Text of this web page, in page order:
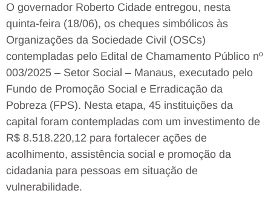
O governador Roberto Cidade entregou, nesta
quinta-feira (18/06), os cheques simbólicos às
Organizações da Sociedade Civil (OSCs)
contempladas pelo Edital de Chamamento Público nº
003/2025 – Setor Social – Manaus, executado pelo
Fundo de Promoção Social e Erradicação da
Pobreza (FPS). Nesta etapa, 45 instituições da
capital foram contempladas com um investimento de
R$ 8.518.220,12 para fortalecer ações de
acolhimento, assistência social e promoção da
cidadania para pessoas em situação de
vulnerabilidade.